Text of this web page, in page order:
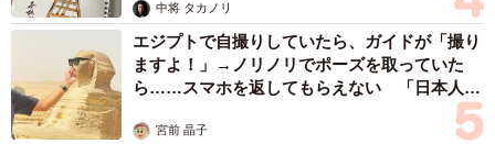
中将 タカノリ
エジプトで自撮りしていたら、ガイドが「撮り
ますよ！」→ノリノリでポーズを取っていた
ら……スマホを返してもらえない 「日本人は
カモ代表かも」「私は6時間で3万円払った」
宮前 晶子